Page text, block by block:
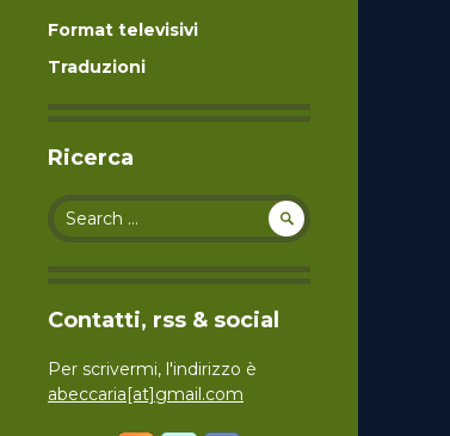
Format televisivi
Traduzioni
Ricerca
Search for:
Contatti, rss & social
Per scrivermi, l'indirizzo è
abeccaria[at]gmail.com